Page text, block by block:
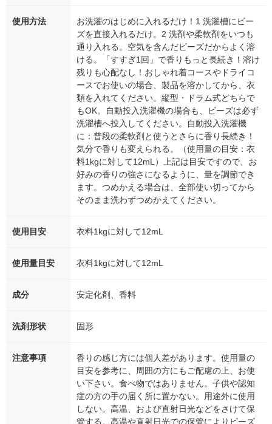
使用方法
お洗濯のはじめに入れるだけ！1 洗濯槽にビー
ズを直接入れるだけ。2 洗剤や柔軟剤をいつも
通り入れる。空気を含んだビーズだからよく溶
ける。「すすぎ1回」で香りもっと長続き！溶け
残りも心配なし！おしゃれ着コースやドライコ
ースでお使いの場合、製品を溶かしてから、衣
類を入れてください。縦型・ドラム式どちらで
もOK。自動投入洗濯機の場合も、ビーズは必ず
洗濯槽へ投入してください。自動投入洗濯機
に：普段の柔軟剤と使うとさらに香り長続き！
気分で香りも変えられる。（使用量の目安：衣
料1kgに対して12mL）上記は目安ですので、お
好みの香りの強さになるように、量を調節でき
ます。つめかえる場合は、全部使い切ってから
そのまま洗わずつめかえてください。
使用目安 衣料1kgに対して12mL
使用量目安 衣料1kgに対して12mL
成分 安定化剤、香料
洗剤形状 固形
注意事項
香りの感じ方には個人差があります。使用量の
目安を参考に、周囲の方にもご配慮の上、お使
い下さい。食べ物ではありません。子供や認知
症の方の手の届く所に置かない。用途外に使用
しない。高温、および直射日光などをさけて保
管する。高温や直射日光での保管によりビーズ